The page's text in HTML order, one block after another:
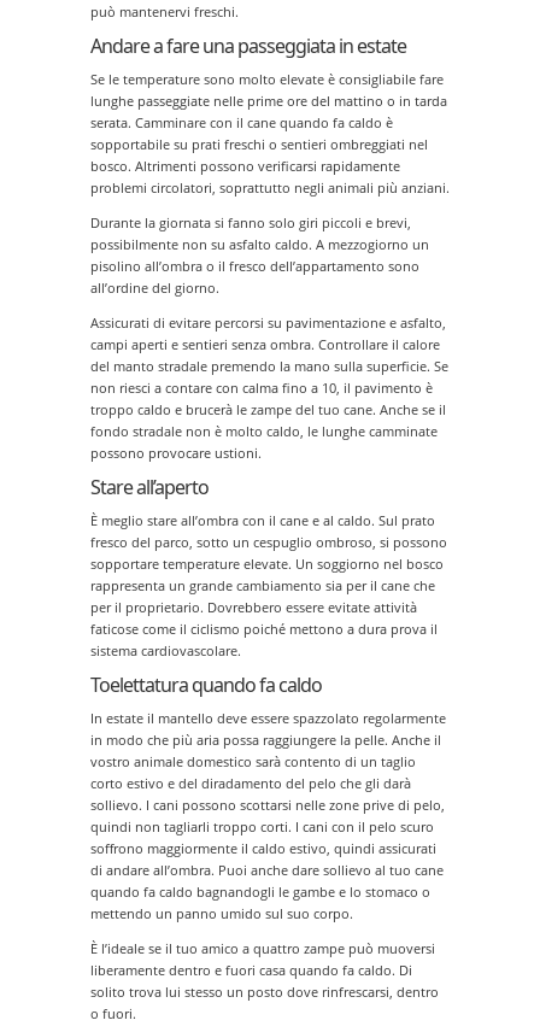
può mantenervi freschi.
Andare a fare una passeggiata in estate
Se le temperature sono molto elevate è consigliabile fare
lunghe passeggiate nelle prime ore del mattino o in tarda
serata. Camminare con il cane quando fa caldo è
sopportabile su prati freschi o sentieri ombreggiati nel
bosco. Altrimenti possono verificarsi rapidamente
problemi circolatori, soprattutto negli animali più anziani.
Durante la giornata si fanno solo giri piccoli e brevi,
possibilmente non su asfalto caldo. A mezzogiorno un
pisolino all’ombra o il fresco dell’appartamento sono
all’ordine del giorno.
Assicurati di evitare percorsi su pavimentazione e asfalto,
campi aperti e sentieri senza ombra. Controllare il calore
del manto stradale premendo la mano sulla superficie. Se
non riesci a contare con calma fino a 10, il pavimento è
troppo caldo e brucerà le zampe del tuo cane. Anche se il
fondo stradale non è molto caldo, le lunghe camminate
possono provocare ustioni.
Stare all’aperto
È meglio stare all’ombra con il cane e al caldo. Sul prato
fresco del parco, sotto un cespuglio ombroso, si possono
sopportare temperature elevate. Un soggiorno nel bosco
rappresenta un grande cambiamento sia per il cane che
per il proprietario. Dovrebbero essere evitate attività
faticose come il ciclismo poiché mettono a dura prova il
sistema cardiovascolare.
Toelettatura quando fa caldo
In estate il mantello deve essere spazzolato regolarmente
in modo che più aria possa raggiungere la pelle. Anche il
vostro animale domestico sarà contento di un taglio
corto estivo e del diradamento del pelo che gli darà
sollievo. I cani possono scottarsi nelle zone prive di pelo,
quindi non tagliarli troppo corti. I cani con il pelo scuro
soffrono maggiormente il caldo estivo, quindi assicurati
di andare all’ombra. Puoi anche dare sollievo al tuo cane
quando fa caldo bagnandogli le gambe e lo stomaco o
mettendo un panno umido sul suo corpo.
È l’ideale se il tuo amico a quattro zampe può muoversi
liberamente dentro e fuori casa quando fa caldo. Di
solito trova lui stesso un posto dove rinfrescarsi, dentro
o fuori.